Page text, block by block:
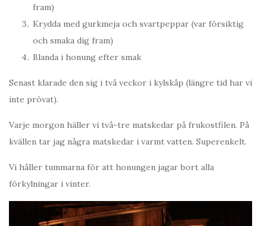
fram)
Krydda med gurkmeja och svartpeppar (var försiktig
och smaka dig fram)
Blanda i honung efter smak
Senast klarade den sig i två veckor i kylskåp (längre tid har vi
inte prövat).
Varje morgon häller vi två-tre matskedar på frukostfilen. På
kvällen tar jag några matskedar i varmt vatten. Superenkelt.
Vi håller tummarna för att honungen jagar bort alla
förkylningar i vinter.